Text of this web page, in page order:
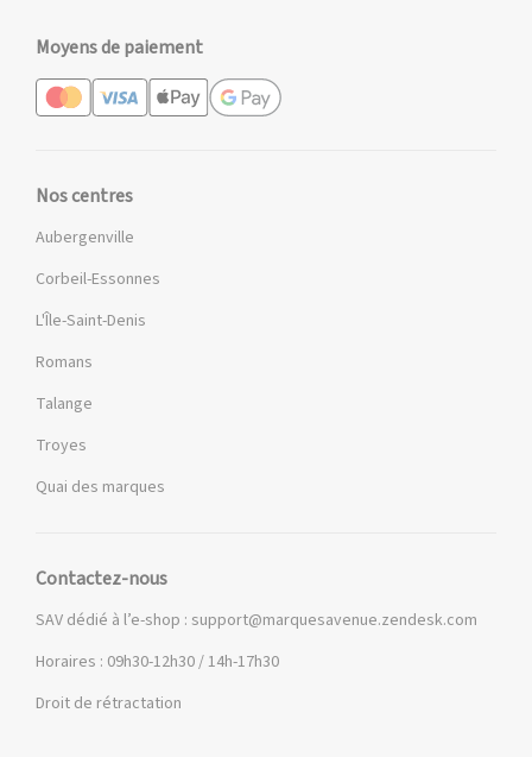
Moyens de paiement
Nos centres
Aubergenville
Corbeil-Essonnes
L'Île-Saint-Denis
Romans
Talange
Troyes
Quai des marques
Contactez-nous
SAV dédié à l’e-shop : support@marquesavenue.zendesk.com
Horaires : 09h30-12h30 / 14h-17h30
Droit de rétractation